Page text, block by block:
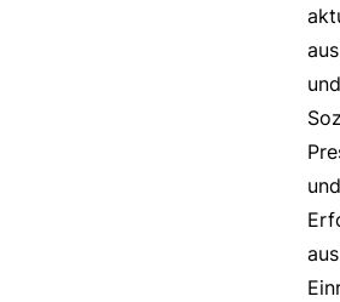
und
und